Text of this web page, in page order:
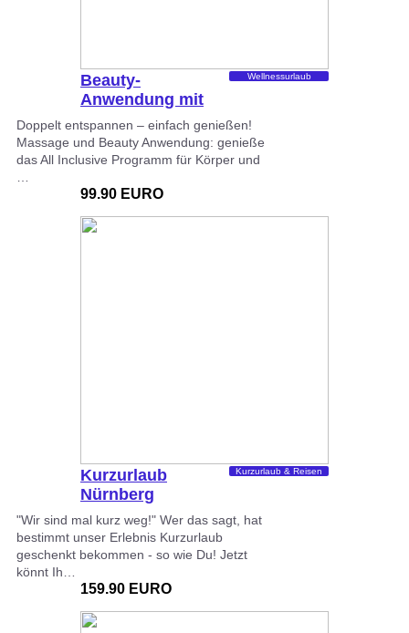
Beauty-
Anwendung mit
Massage
Wellnessurlaub
Doppelt entspannen – einfach genießen!
Massage und Beauty Anwendung: genieße
das All Inclusive Programm für Körper und
…
99.90 EURO
Kurzurlaub
Nürnberg
Kurzurlaub & Reisen
"Wir sind mal kurz weg!" Wer das sagt, hat
bestimmt unser Erlebnis Kurzurlaub
geschenkt bekommen - so wie Du! Jetzt
könnt Ih…
159.90 EURO